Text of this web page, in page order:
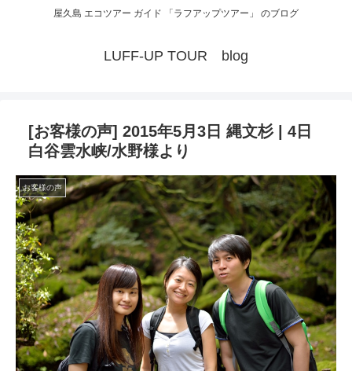
屋久島 エコツアー ガイド 「ラフアップツアー」 のブログ
LUFF-UP TOUR blog
[お客様の声] 2015年5月3日 縄文杉 | 4日
白谷雲水峡/水野様より
お客様の声